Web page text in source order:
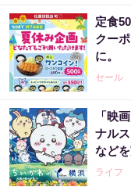
定食
クー
に。
セール
「映
ナル
など
ライフ